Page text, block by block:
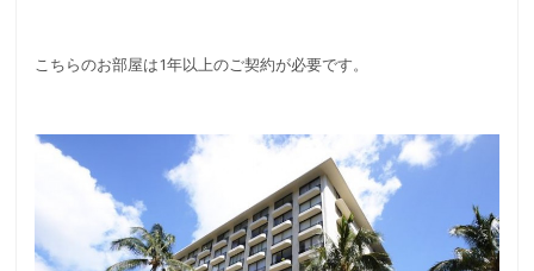
こちらのお部屋は1年以上のご契約が必要です。